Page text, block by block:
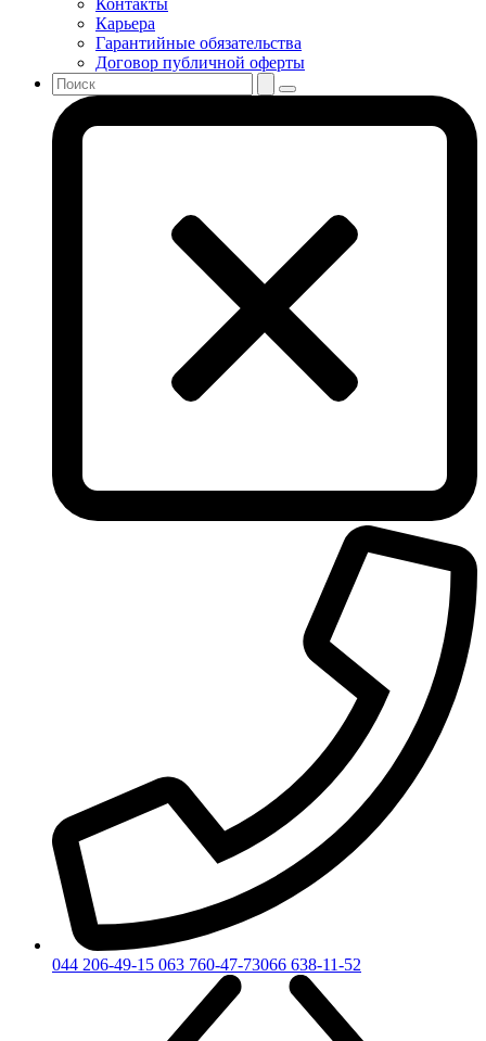
Контакты
Карьера
Гарантийные обязательства
Договор публичной оферты
044 206-49-15 063 760-47-73066 638-11-52